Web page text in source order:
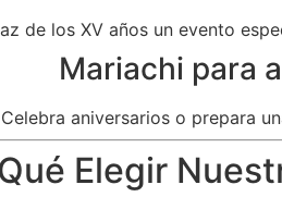
de los XV años un evento
Mariachi para
Celebra aniversarios o prepara
Elegir